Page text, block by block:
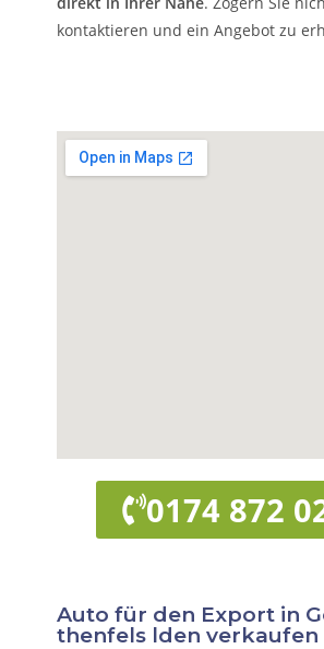
kontaktieren und ein Angebot zu
0174 872
Auto für den Export in
thenfels lden verkaufen